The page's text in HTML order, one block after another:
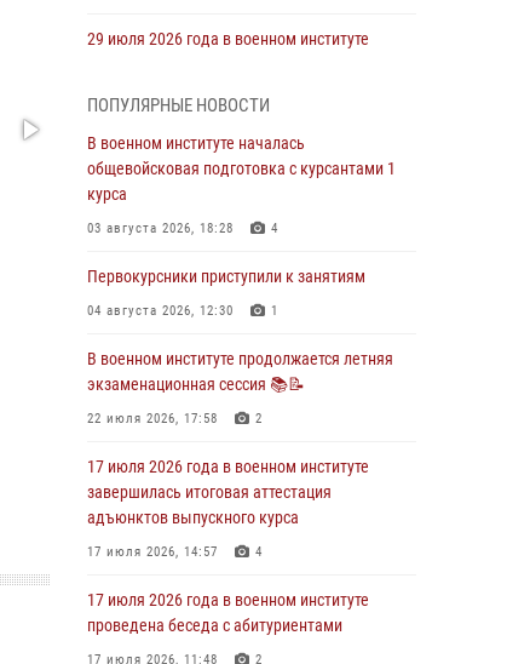
29 июля 2026 года в военном институте
29 июля 2026 года курсанты военного
института успешно сдали экзамен по
вождению
28 июля 2026 года в военном институте
молебен
28 июля 2026, 13:39 7
экзаменационная сессия
28 июля 2026, 10:41 1
27 июля 2026 года в военном институте
27 июля 2026, 10:45 4
ПОПУЛЯРНЫЕ НОВОСТИ
В военном институте началась
общевойсковая подготовка с курсантами 1
курса
03 августа 2026, 18:28 4
Первокурсники приступили к занятиям
04 августа 2026, 12:30 1
В военном институте продолжается летняя
экзаменационная сессия 📚📝
22 июля 2026, 17:58 2
17 июля 2026 года в военном институте
завершилась итоговая аттестация
адъюнктов выпускного курса
17 июля 2026, 14:57 4
17 июля 2026 года в военном институте
проведена беседа с абитуриентами
17 июля 2026, 11:48 2